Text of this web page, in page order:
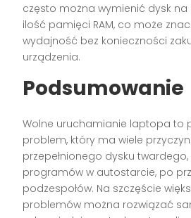
często można wymienić dysk na
ilość pamięci RAM, co może
wydajność bez konieczności
urządzenia.
Podsumowanie
Wolne uruchamianie laptopa to
problem, który ma wiele
przepełnionego dysku
programów w autostarcie, po
podzespołów. Na szczęście
problemów można rozwiązać